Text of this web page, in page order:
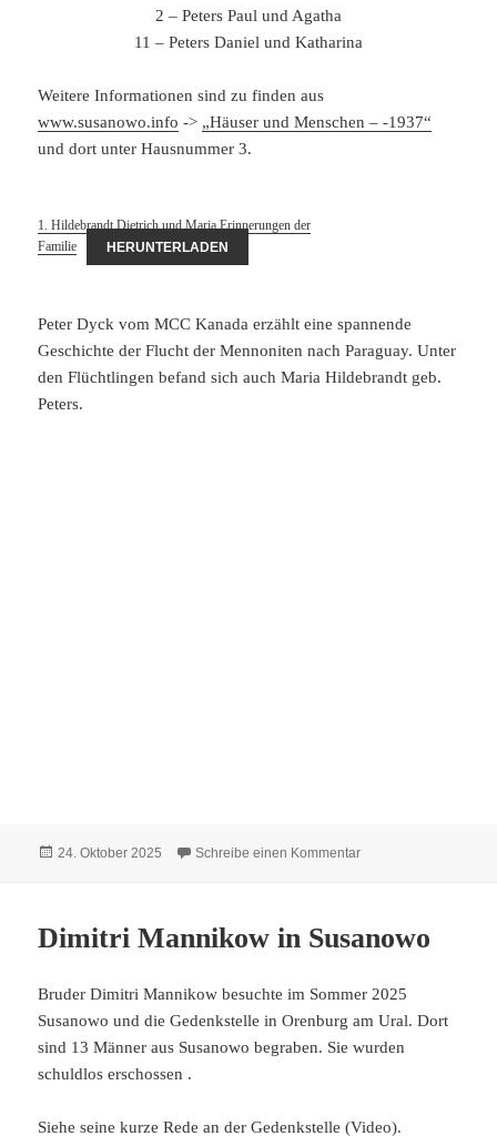
2 – Peters Paul und Agatha
11 – Peters Daniel und Katharina
Weitere Informationen sind zu finden aus
www.susanowo.info -> „Häuser und Menschen – -1937“
und dort unter Hausnummer 3.
1. Hildebrandt Dietrich und Maria Erinnerungen der
Familie
HERUNTERLADEN
Peter Dyck vom MCC Kanada erzählt eine spannende
Geschichte der Flucht der Mennoniten nach Paraguay. Unter
den Flüchtlingen befand sich auch Maria Hildebrandt geb.
Peters.
Veröffentlicht
24. Oktober 2025 Schreibe einen Kommentarzu Hildebrandt
Dimitri Mannikow in Susanowo
Bruder Dimitri Mannikow besuchte im Sommer 2025
Susanowo und die Gedenkstelle in Orenburg am Ural. Dort
sind 13 Männer aus Susanowo begraben. Sie wurden
schuldlos erschossen .
Siehe seine kurze Rede an der Gedenkstelle (Video).